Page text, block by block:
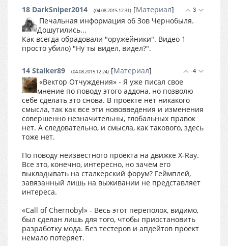
3
18 DarkSniper2014 (04.08.2015 12:31) [Материал]
Печальная информация об Зов Чернобыля.
Дошутились...
Как всегда обрадовали "оружейники". Видео 1
просто убило) "Ну ты видел, видел?".
-4
14 Stalker89 (04.08.2015 12:24) [Материал]
«Вектор Отчуждения» - Я уже писал свое
мнение по поводу этого аддона, но позволю
себе сделать это снова. В проекте нет никакого
смысла, так как все эти нововведения и изменения
совершенно незначительны, глобальных правок
нет. А следовательно, и смысла, как такового, здесь
тоже нет.
По поводу неизвестного проекта на движке X-Ray.
Все это, конечно, интересно, но зачем его
выкладывать на сталкерский форум? Геймплей,
завязанный лишь на выживании не представляет
интереса.
«Call of Chernobyl» - Весь этот переполох, видимо,
был сделан лишь для того, чтобы приостановить
разработку мода. Без тестеров и апдейтов проект
немало потеряет.